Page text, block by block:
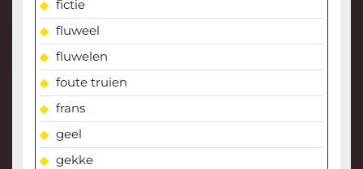
fictie
fluweel
fluwelen
foute truien
frans
geel
gekke